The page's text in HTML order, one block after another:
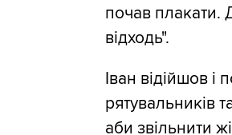
почав плакати.
відходь".
Іван відійшов
рятувальників
аби звільнити